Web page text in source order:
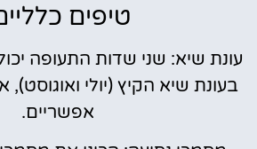
טיפים
עונת שיא: שני שדות התעופה
בעונת שיא הקיץ (יולי
אפשריים.